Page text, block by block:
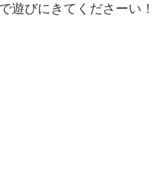
遊びにきてくださーい！